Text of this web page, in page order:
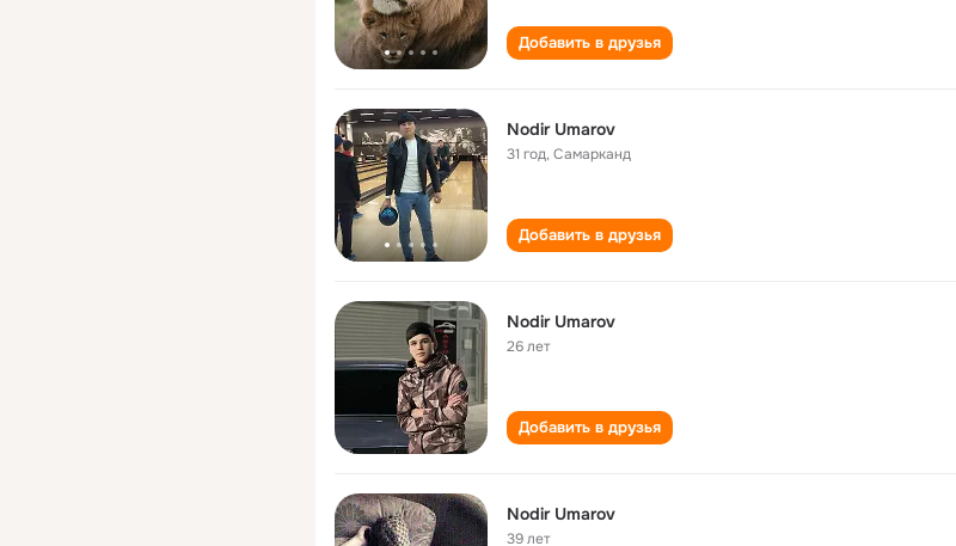
Добавить в друзья
Nodir Umarov
31 год,Самарканд
Добавить в друзья
Nodir Umarov
26 лет
Добавить в друзья
Nodir Umarov
39 лет